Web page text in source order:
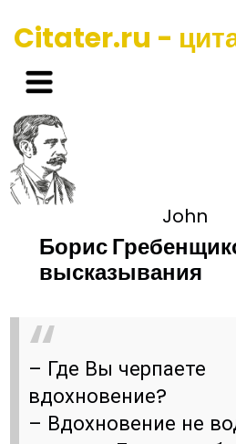
Citater.ru -
John
Борис
высказывания
– Где Вы черпаете
вдохновение?
– Вдохновение не